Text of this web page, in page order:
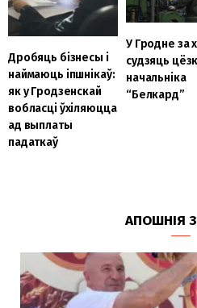
Дробяць бізнесы і
наймаюць іпшнікаў:
як у Гродзенскай
вобласці ўхіляюцца
ад выплаты
падаткаў
У Гродне за
судзяць
начальніка
“Белкард”
АПОШНІЯ